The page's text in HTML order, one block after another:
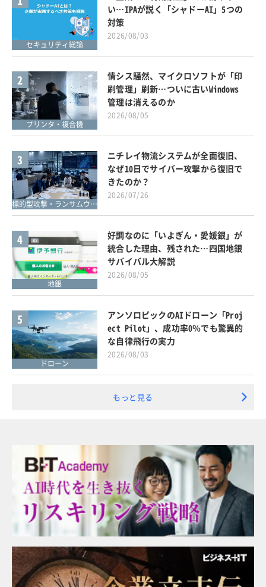
セキュリティ総論
い…IPAが説く「シャドーAI」5つの
対策
2026/08/03
2
プリンタ・複合機
情シス騒然、マイクロソフトが「印
刷管理」刷新…ついに古いWindows
管理は消えるのか
2026/08/05
3
標的型攻撃・ランサムウェア対策
ニチレイ物流システムが全面復旧、
なぜ10日でサイバー攻撃から復旧で
きたのか？
2026/07/26
4
地銀
好調なのに「いよぎん・愛媛銀」が
統合した理由、残された…四国地銀
サバイバル大解説
2026/08/05
5
ドローン
アンソロピックのAIドローン「Proj
ect Pilot」、成功率0％でも驚異的
な自律飛行の実力
2026/08/03
もっと見る